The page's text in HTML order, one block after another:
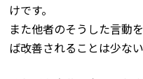
けです。
また他者のそうした言動
ば改善されることは少ない